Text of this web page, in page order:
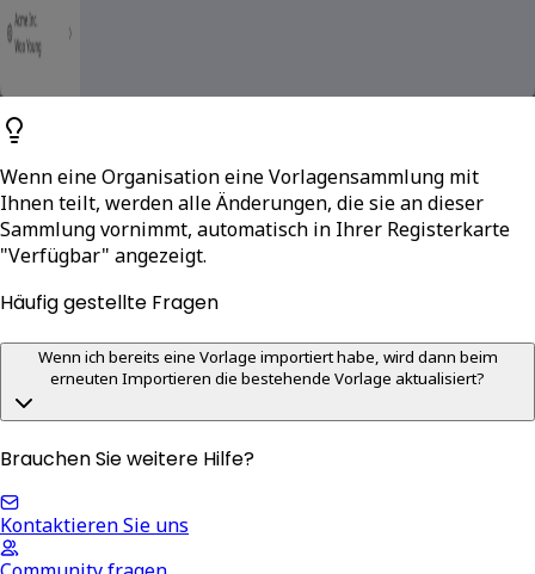
Wenn eine Organisation eine Vorlagensammlung mit
Ihnen teilt, werden alle Änderungen, die sie an dieser
Sammlung vornimmt, automatisch in Ihrer Registerkarte
"Verfügbar" angezeigt.
Häufig gestellte Fragen
Wenn ich bereits eine Vorlage importiert habe, wird dann beim
erneuten Importieren die bestehende Vorlage aktualisiert?
Brauchen Sie weitere Hilfe?
Kontaktieren Sie uns